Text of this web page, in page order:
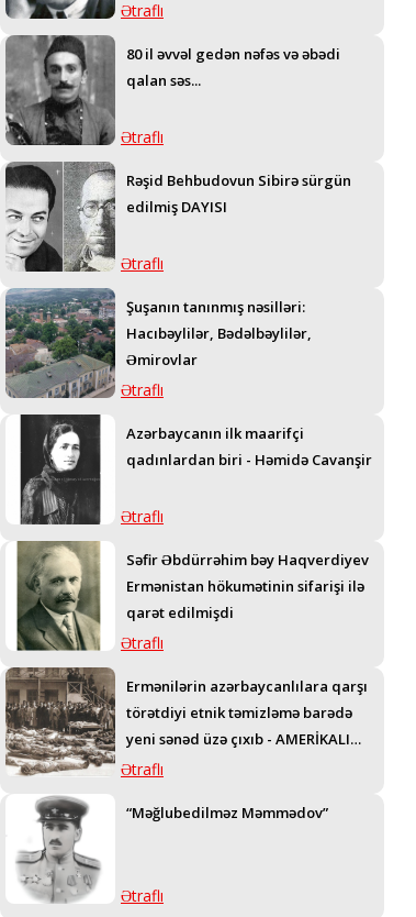
Ətraflı
80 il əvvəl gedən nəfəs və əbədi
qalan səs...
Ətraflı
Rəşid Behbudovun Sibirə sürgün
edilmiş DAYISI
Ətraflı
Şuşanın tanınmış nəsilləri:
Hacıbəylilər, Bədəlbəylilər,
Əmirovlar
Ətraflı
Azərbaycanın ilk maarifçi
qadınlardan biri - Həmidə Cavanşir
Ətraflı
Səfir Əbdürrəhim bəy Haqverdiyev
Ermənistan hökumətinin sifarişi ilə
qarət edilmişdi
Ətraflı
Ermənilərin azərbaycanlılara qarşı
törətdiyi etnik təmizləmə barədə
yeni sənəd üzə çıxıb - AMERİKALI
GENERALIN TELEQRAMI
Ətraflı
“Məğlubedilməz Məmmədov”
Ətraflı